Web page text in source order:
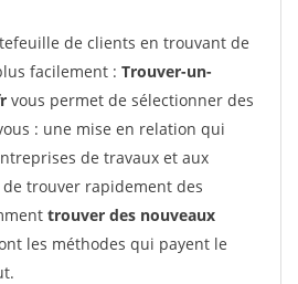
de clients en trouvant de
facilement : Trouver-un-
vous permet de sélectionner des
: une mise en relation qui
de travaux et aux
trouver rapidement des
trouver des nouveaux
les méthodes qui payent le